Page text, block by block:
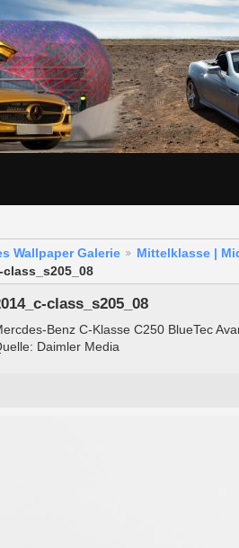
Wallpaper Galerie
Mittelklasse |
class_s205_08
class_s205_08
Benz C-Klasse C250 BlueTec
Daimler Media